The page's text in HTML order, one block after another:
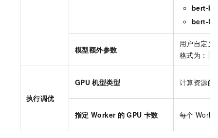
bert-
bert-
模型额外参数
用户自定义
格式为：
执行调优
GPU 机型类型 计算资源的
指定 Worker 的 GPU 卡数 每个